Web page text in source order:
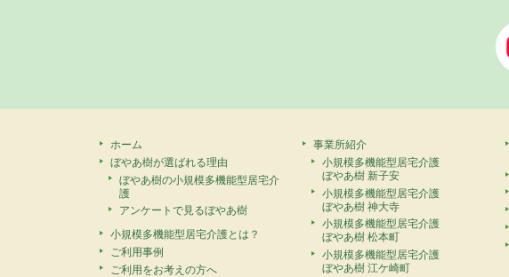
ホーム
ぼやあ樹が選ばれる理由
ぼやあ樹の小規模多機能型居宅介
護
アンケートで見るぼやあ樹
小規模多機能型居宅介護とは？
ご利用事例
ご利用をお考えの方へ
事業所紹介
小規模多機能型居宅介護
ぼやあ樹 新子安
小規模多機能型居宅介護
ぼやあ樹 神大寺
小規模多機能型居宅介護
ぼやあ樹 松本町
小規模多機能型居宅介護
ぼやあ樹 江ケ崎町